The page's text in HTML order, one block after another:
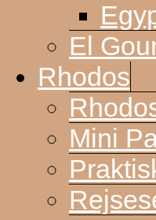
El
Rhodos
Mini